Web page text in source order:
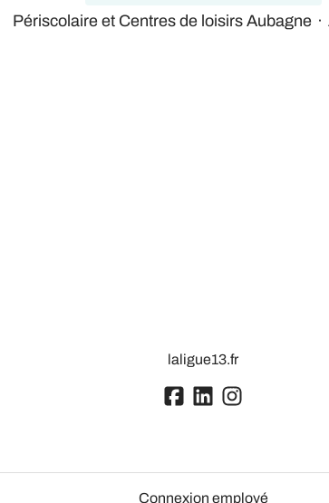
Périscolaire et Centres de loisirs Aubagne ·
laligue13.fr
Connexion employé